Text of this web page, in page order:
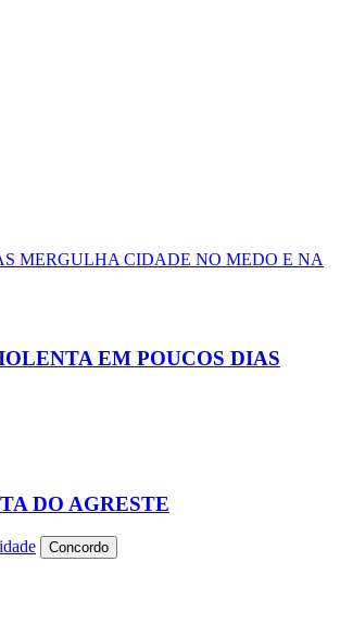
EM POUCOS DIAS
DO AGRESTE
Concordo